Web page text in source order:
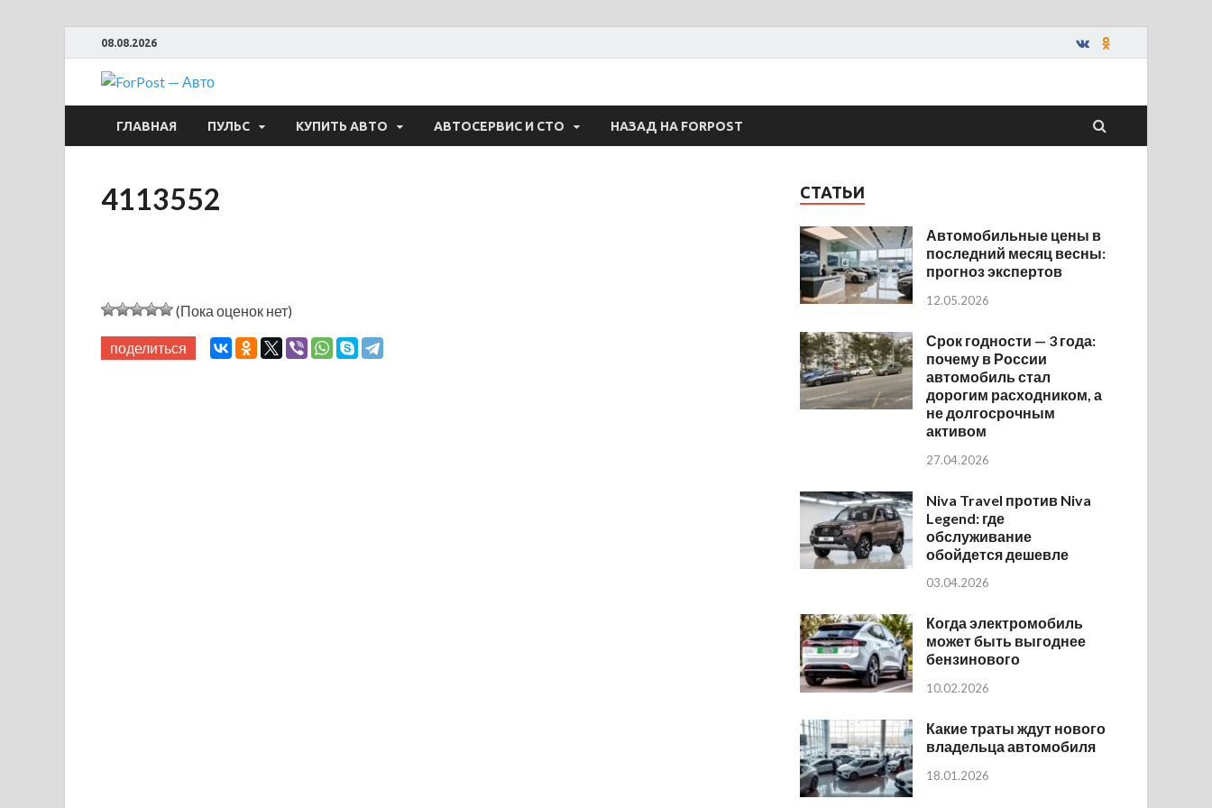
08.08.2026
ForPost — Авто
ГЛАВНАЯ ПУЛЬС КУПИТЬ АВТО АВТОСЕРВИС И СТО НАЗАД НА FORPOST
4113552
(Пока оценок нет)
поделиться
СТАТЬИ
Автомобильные цены в
последний месяц весны:
прогноз экспертов
12.05.2026
Срок годности — 3 года:
почему в России
автомобиль стал
дорогим расходником, а
не долгосрочным
активом
27.04.2026
Niva Travel против Niva
Legend: где
обслуживание
обойдется дешевле
03.04.2026
Когда электромобиль
может быть выгоднее
бензинового
10.02.2026
Какие траты ждут нового
владельца автомобиля
18.01.2026